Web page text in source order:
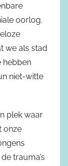
oorlog.
we als stad
hebben
niet-witte
plek waar
onze
trauma’s